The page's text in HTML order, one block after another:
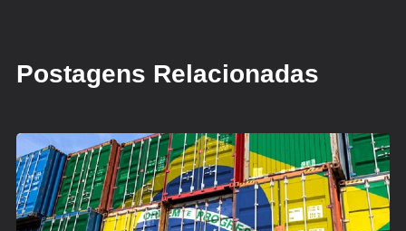
Postagens Relacionadas